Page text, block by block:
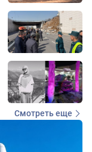
Смотреть еще